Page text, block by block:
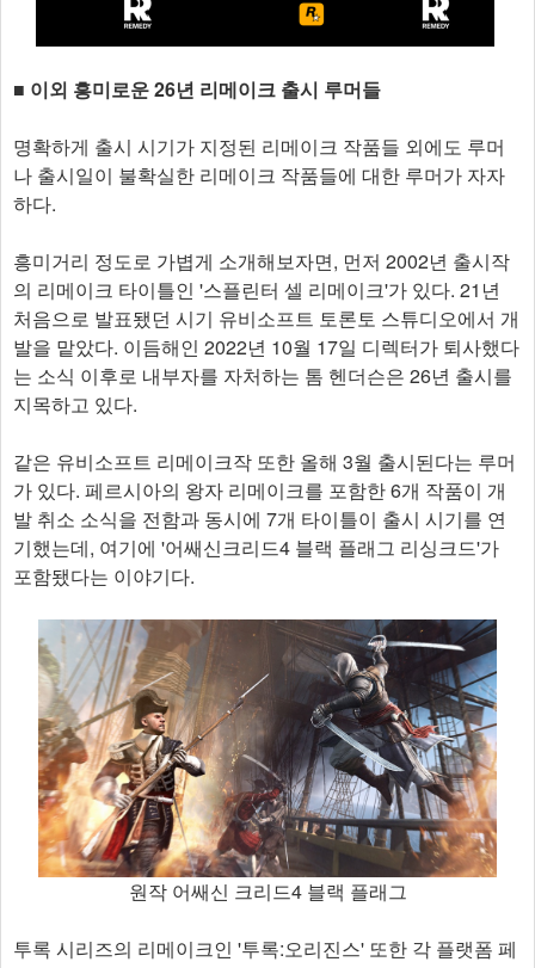
■ 이외 흥미로운 26년 리메이크 출시 루머들
명확하게 출시 시기가 지정된 리메이크 작품들 외에도 루머
나 출시일이 불확실한 리메이크 작품들에 대한 루머가 자자
하다.
흥미거리 정도로 가볍게 소개해보자면, 먼저 2002년 출시작
의 리메이크 타이틀인 '스플린터 셀 리메이크'가 있다. 21년
처음으로 발표됐던 시기 유비소프트 토론토 스튜디오에서 개
발을 맡았다. 이듬해인 2022년 10월 17일 디렉터가 퇴사했다
는 소식 이후로 내부자를 자처하는 톰 헨더슨은 26년 출시를
지목하고 있다.
같은 유비소프트 리메이크작 또한 올해 3월 출시된다는 루머
가 있다. 페르시아의 왕자 리메이크를 포함한 6개 작품이 개
발 취소 소식을 전함과 동시에 7개 타이틀이 출시 시기를 연
기했는데, 여기에 '어쌔신크리드4 블랙 플래그 리싱크드'가
포함됐다는 이야기다.
원작 어쌔신 크리드4 블랙 플래그
투록 시리즈의 리메이크인 '투록:오리진스' 또한 각 플랫폼 페